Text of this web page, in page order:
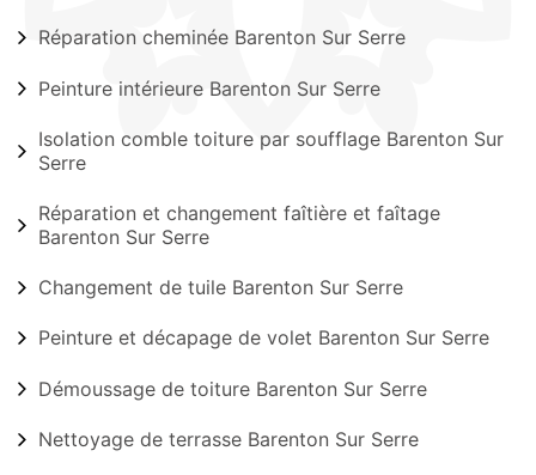
Réparation cheminée Barenton Sur Serre
Peinture intérieure Barenton Sur Serre
Isolation comble toiture par soufflage Barenton Sur
Serre
Réparation et changement faîtière et faîtage
Barenton Sur Serre
Changement de tuile Barenton Sur Serre
Peinture et décapage de volet Barenton Sur Serre
Démoussage de toiture Barenton Sur Serre
Nettoyage de terrasse Barenton Sur Serre